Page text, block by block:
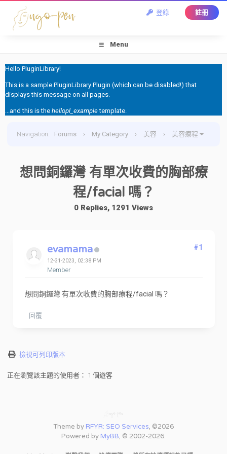
登錄 註冊
Menu
Hello PluginLibrary!
This is a sample PluginLibrary Plugin (which can be disabled!) that
displays this message on all pages.
...and this is the hellopl_exampletemplate.
Navigation: Forums › My Category › 美容 › 美容療程
想問銅鑼灣 有單次收費的胸部療
程/facial 嗎？
0 Replies, 1291 Views
evamama
12-31-2023, 02:38 PM
Member
#1
想問銅鑼灣 有單次收費的胸部療程/facial 嗎？
回覆
檢視可列印版本
正在瀏覽該主題的使用者： 1 個遊客
Theme by RFYR: SEO Services, ©2026
Powered by MyBB, © 2002-2026.